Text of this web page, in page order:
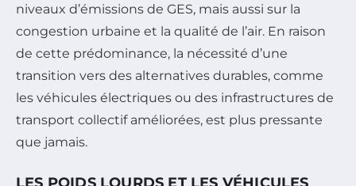
niveaux d’émissions de GES, mais aussi sur la
congestion urbaine et la qualité de l’air. En raison
de cette prédominance, la nécessité d’une
transition vers des alternatives durables, comme
les véhicules électriques ou des infrastructures de
transport collectif améliorées, est plus pressante
que jamais.
LES POIDS LOURDS ET LES VÉHICULES